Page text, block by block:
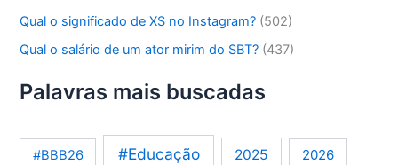
Qual o significado de XS no Instagram? (502)
Qual o salário de um ator mirim do SBT? (437)
Palavras mais buscadas
#BBB26 #Educação 2025 2026